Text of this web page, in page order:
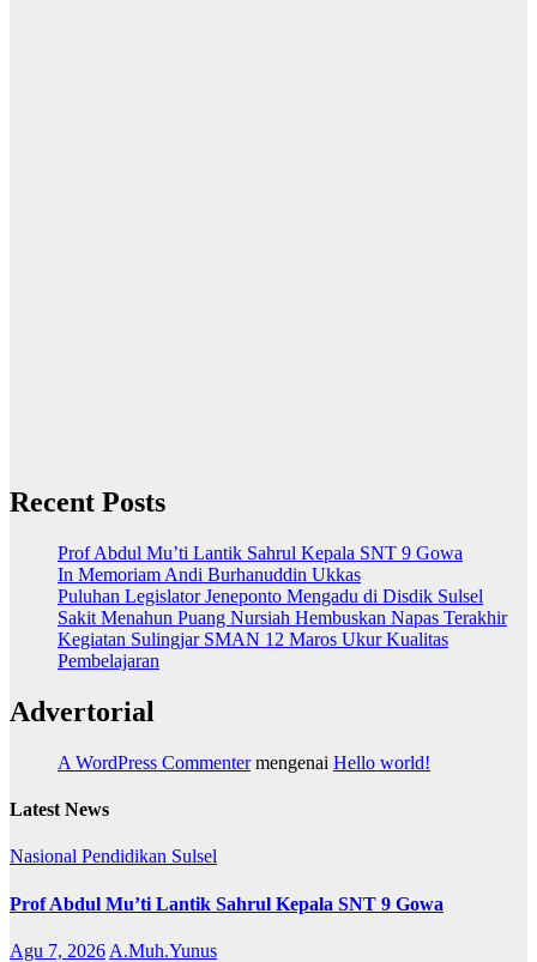
Recent Posts
Prof Abdul Mu’ti Lantik Sahrul Kepala SNT 9 Gowa
In Memoriam Andi Burhanuddin Ukkas
Puluhan Legislator Jeneponto Mengadu di Disdik Sulsel
Sakit Menahun Puang Nursiah Hembuskan Napas Terakhir
Kegiatan Sulingjar SMAN 12 Maros Ukur Kualitas
Pembelajaran
Advertorial
A WordPress Commentermengenai Hello world!
Latest News
Nasional Pendidikan Sulsel
Prof Abdul Mu’ti Lantik Sahrul Kepala SNT 9 Gowa
Agu 7, 2026 A.Muh.Yunus